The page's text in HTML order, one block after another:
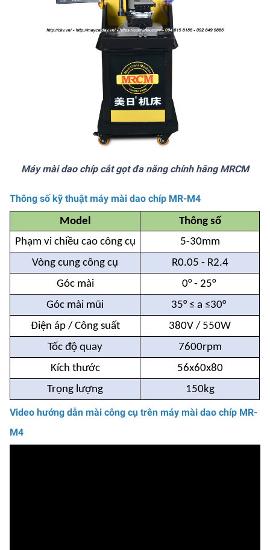
Máy mài dao chíp cắt gọt đa năng chính hãng MRCM
Thông số kỹ thuật máy mài dao chíp MR-M4
Model
Thông số
Phạm vi chiều cao công cụ
5-30mm
Vòng cung công cụ
R0.05 - R2.4
Góc mài
0° - 25°
Góc mài mũi
35° ≤ a ≤30°
Điện áp / Công suất
380V / 550W
Tốc độ quay
7600rpm
Kích thước
56x60x80
Trọng lượng
150kg
Video hướng dẫn mài công cụ trên máy mài dao chíp MR-
M4